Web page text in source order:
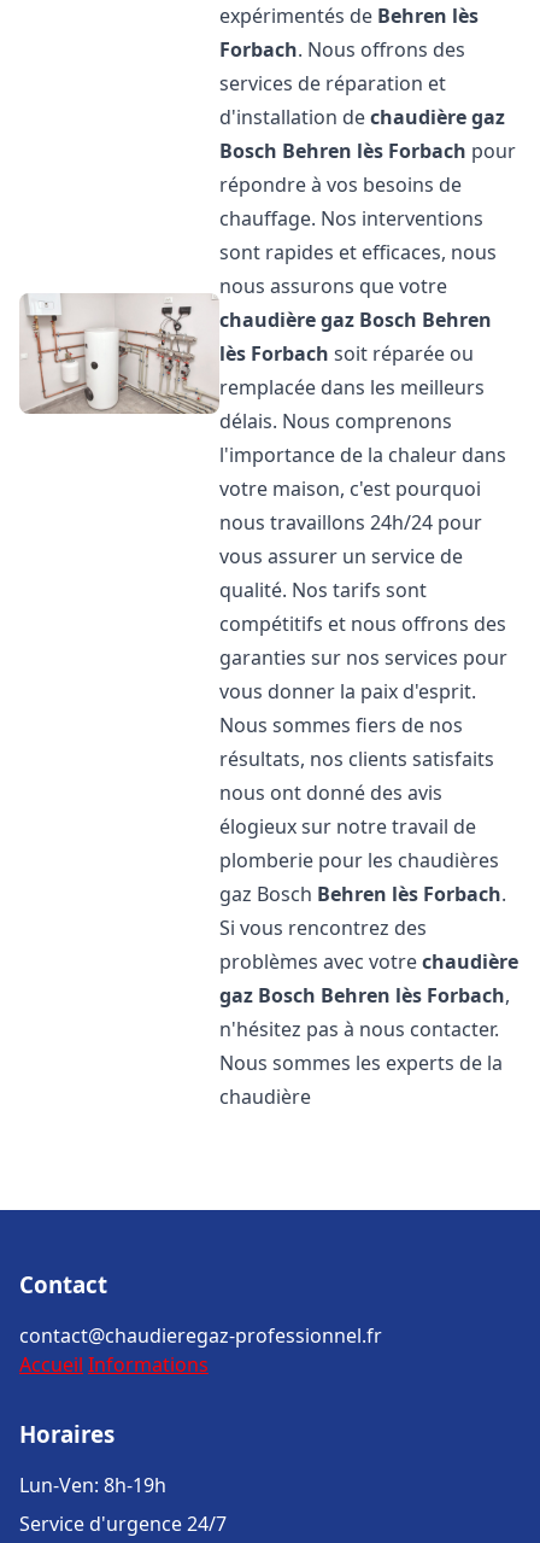
expérimentés de Behren lès
Forbach. Nous offrons des
services de réparation et
d'installation dechaudière gaz
Bosch Behren lès Forbach pour
répondre à vos besoins de
chauffage. Nos interventions
sont rapides et efficaces, nous
nous assurons que votre
chaudière gaz Bosch Behren
lès Forbach soit réparée ou
remplacée dans les meilleurs
délais. Nous comprenons
l'importance de la chaleur dans
votre maison, c'est pourquoi
nous travaillons 24h/24 pour
vous assurer un service de
qualité. Nos tarifs sont
compétitifs et nous offrons des
garanties sur nos services pour
vous donner la paix d'esprit.
Nous sommes fiers de nos
résultats, nos clients satisfaits
nous ont donné des avis
élogieux sur notre travail de
plomberie pour les chaudières
gaz Bosch Behren lès Forbach.
Si vous rencontrez des
problèmes avec votrechaudière
gaz Bosch Behren lès Forbach,
n'hésitez pas à nous contacter.
Nous sommes les experts de la
chaudière
Contact
contact@chaudieregaz-professionnel.fr
Accueil Informations
Horaires
Lun-Ven: 8h-19h
Service d'urgence 24/7